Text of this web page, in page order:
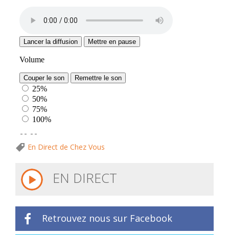
En Direct de Chez Vous
EN DIRECT
Retrouvez nous sur Facebook